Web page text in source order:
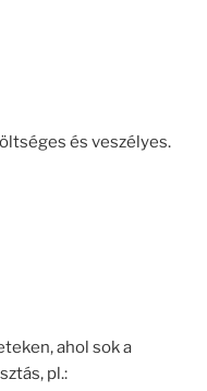
és veszélyes.
ahol sok a
pl.: